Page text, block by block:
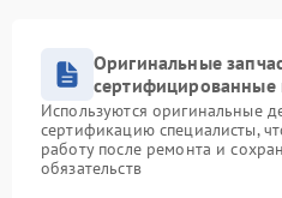
Оригинальные
сертифицированные
Используются оригинальные
сертификацию специалисты,
работу после ремонта и
обязательств